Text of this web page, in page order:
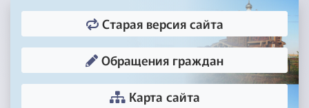
Старая версия сайта
Обращения граждан
Карта сайта